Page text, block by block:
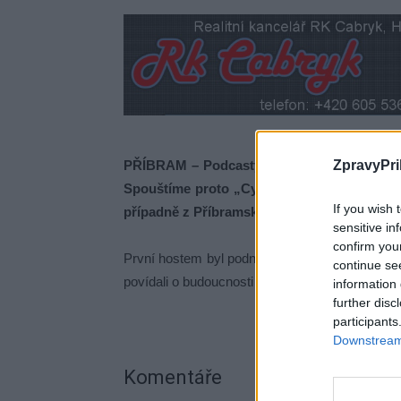
If you wish
sensitive
confirm
continue
information
further
PŘÍBRAM – Podcasty jsou dnes
Spouštíme proto „Cynikův podcast“, kde
případně z Příbramska.
První hostem byl podnikatel, zastupitel a
povídali o budoucnosti a možnostech
Komentáře